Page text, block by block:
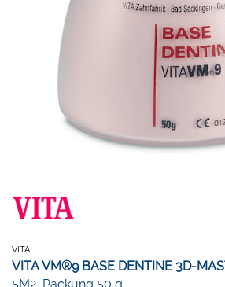
VITA
VITA VM®9 BASE DENTINE 3D-